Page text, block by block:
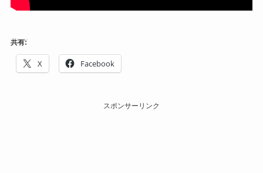
共有:
X Facebook
スポンサーリンク